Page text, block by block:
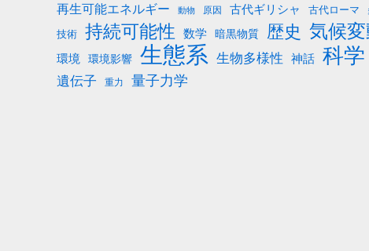
再生可能エネルギー
動物 原因 古代ギリシャ 古代ローマ
技術 持続可能性 数学 暗黒物質 歴史 気候
環境 環境影響 生態系 生物多様性 神話 科学
遺伝子 重力 量子力学